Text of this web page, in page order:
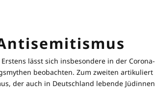
lässt sich insbesondere in der Corona-
beobachten. Zum zweiten artikuliert
der auch in Deutschland lebende Jüdinnen